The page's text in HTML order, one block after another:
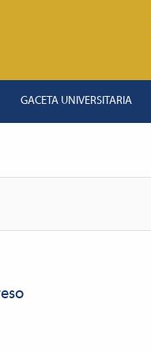
GACETA UNIVERSITARIA